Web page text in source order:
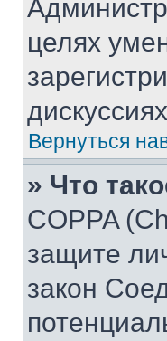
целях
Вернуться
» Что
COPPA
защите
закон